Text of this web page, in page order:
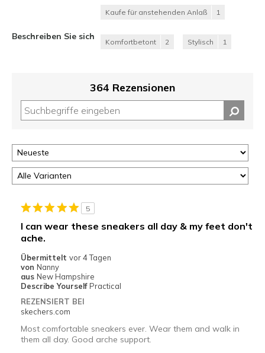
Kaufe für anstehenden Anlaß 1
Beschreiben Sie sich
Komfortbetont 2 Stylisch 1
364 Rezensionen
5
I can wear these sneakers all day & my feet don't
ache.
Übermittelt vor 4 Tagen
von Nanny
aus New Hampshire
Describe Yourself Practical
REZENSIERT BEI
skechers.com
Most comfortable sneakers ever. Wear them and walk in
them all day. Good arche support.